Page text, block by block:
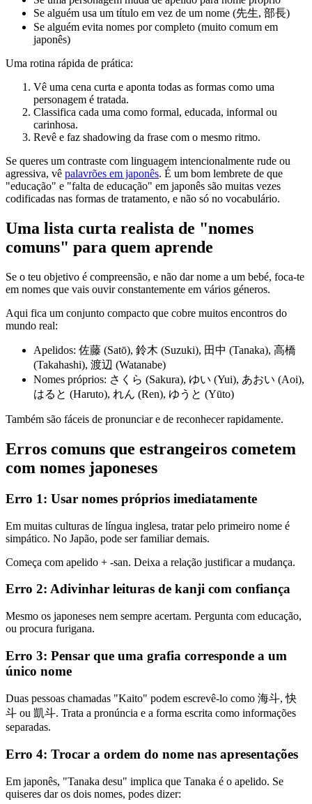
Se alguém usa um título em vez de um nome (先生, 部長)
Se alguém evita nomes por completo (muito comum em
japonês)
Uma rotina rápida de prática:
Vê uma cena curta e aponta todas as formas como uma
personagem é tratada.
Classifica cada uma como formal, educada, informal ou
carinhosa.
Revê e faz shadowing da frase com o mesmo ritmo.
Se queres um contraste com linguagem intencionalmente rude ou
agressiva, vê palavrões em japonês. É um bom lembrete de que
"educação" e "falta de educação" em japonês são muitas vezes
codificadas nas formas de tratamento, e não só no vocabulário.
Uma lista curta realista de "nomes
comuns" para quem aprende
Se o teu objetivo é compreensão, e não dar nome a um bebé, foca-te
em nomes que vais ouvir constantemente em vários géneros.
Aqui fica um conjunto compacto que cobre muitos encontros do
mundo real:
Apelidos: 佐藤 (Satō), 鈴木 (Suzuki), 田中 (Tanaka), 高橋
(Takahashi), 渡辺 (Watanabe)
Nomes próprios: さくら (Sakura), ゆい (Yui), あおい (Aoi),
はると (Haruto), れん (Ren), ゆうと (Yūto)
Também são fáceis de pronunciar e de reconhecer rapidamente.
Erros comuns que estrangeiros cometem
com nomes japoneses
Erro 1: Usar nomes próprios imediatamente
Em muitas culturas de língua inglesa, tratar pelo primeiro nome é
simpático. No Japão, pode ser familiar demais.
Começa com apelido + -san. Deixa a relação justificar a mudança.
Erro 2: Adivinhar leituras de kanji com confiança
Mesmo os japoneses nem sempre acertam. Pergunta com educação,
ou procura furigana.
Erro 3: Pensar que uma grafia corresponde a um
único nome
Duas pessoas chamadas "Kaito" podem escrevê-lo como 海斗, 快
斗 ou 凱斗. Trata a pronúncia e a forma escrita como informações
separadas.
Erro 4: Trocar a ordem do nome nas apresentações
Em japonês, "Tanaka desu" implica que Tanaka é o apelido. Se
quiseres dar os dois nomes, podes dizer: